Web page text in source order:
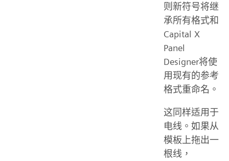
则新符号将继
承所有格式和
Capital X
Panel
Designer将使
用现有的参考
格式重命名。
这同样适用于
电线。如果从
模板上拖出一
根线，